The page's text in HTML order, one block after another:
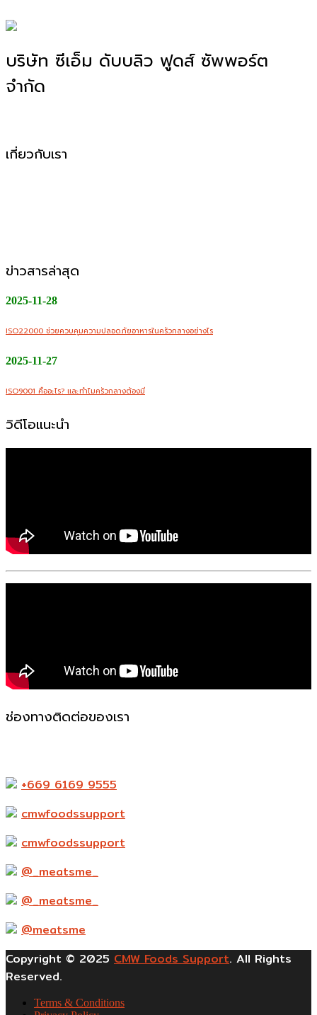
บริษัท ซีเอ็ม ดับบลิว ฟูดส์ ซัพพอร์ต
จำกัด
เกี่ยวกับเรา
ข่าวสารล่าสุด
2025-11-28
ISO22000 ช่วยควบคุมความปลอดภัยอาหารในครัวกลางอย่างไร
2025-11-27
ISO9001 คืออะไร? และทำไมครัวกลางต้องมี
วิดีโอแนะนำ
ช่องทางติดต่อของเรา
+669 6169 9555
cmwfoodssupport
cmwfoodssupport
@_meatsme_
@_meatsme_
@meatsme
Copyright © 2025 CMW Foods Support. All Rights
Reserved.
Terms & Conditions